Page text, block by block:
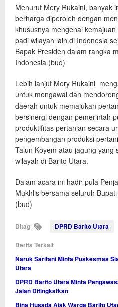
Menurut Mery Rukaini, banyak
berharga diperoleh dengan
khususnya mengenai
padi wilayah lain di Indonesia
Bapak Presiden dalam rangka
Indonesia.(bud)
Lebih lanjut Mery Rukaini
untuk mengawal dan
daerah untuk memajukan
bersinergi dengan pemerintah
produktifitas pertanian secara
pengembangan produksi
Talun Koyem atau jagung yang
wilayah di Barito Utara.
Dalam acara ini hadir pula
Mukhlis bersama seluruh
(bud)
Ditag DPRD Barito Utara
Berita Terkait
Naruk Saritani Minta Puskesmas
Utara
DPRD Barito Utara Minta
Jalan Ditingkatkan
Bina Husada Ajak Warga Barito